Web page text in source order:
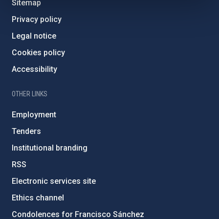
Sitemap
Privacy policy
Legal notice
Cookies policy
Accessibility
OTHER LINKS
Employment
Tenders
Institutional branding
RSS
Electronic services site
Ethics channel
Condolences for Francisco Sánchez